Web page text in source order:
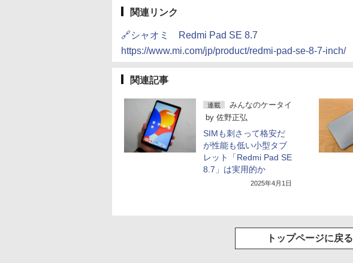
関連リンク
🔗シャオミ Redmi Pad SE 8.7
https://www.mi.com/jp/product/redmi-pad-se-8-7-inch/
関連記事
連載
みんなのケータイ
by 佐野正弘
SIMも刺さって格安だ
が性能も低い小型タブ
レット「Redmi Pad SE
8.7」は実用的か
2025年4月1日
トップページに戻る